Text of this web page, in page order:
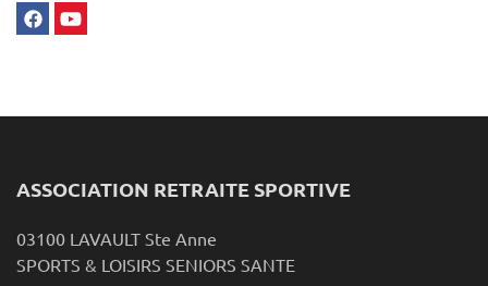
ASSOCIATION RETRAITE SPORTIVE
03100 LAVAULT Ste Anne
SPORTS & LOISIRS SENIORS SANTE